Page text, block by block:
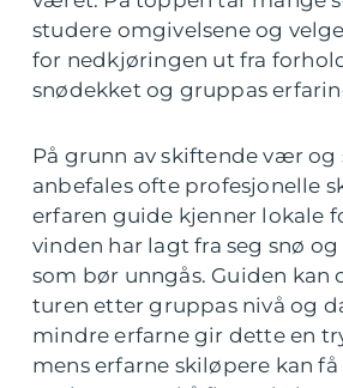
studere omgivelsene og
for nedkjøringen ut fra
snødekket og gruppas
På grunn av skiftende vær og
anbefales ofte profesjonelle
erfaren guide kjenner lokale
vinden har lagt fra seg snø
som bør unngås. Guiden kan
turen etter gruppas nivå og
mindre erfarne gir dette en
mens erfarne skiløpere kan